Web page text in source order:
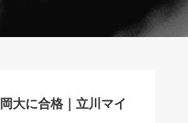
大に合格｜立川マイ